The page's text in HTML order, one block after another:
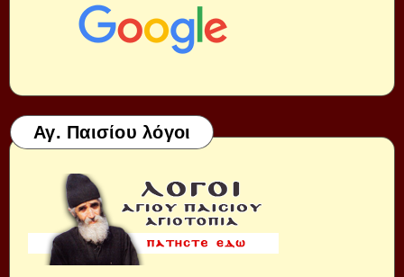
Αγ. Παισίου λόγοι